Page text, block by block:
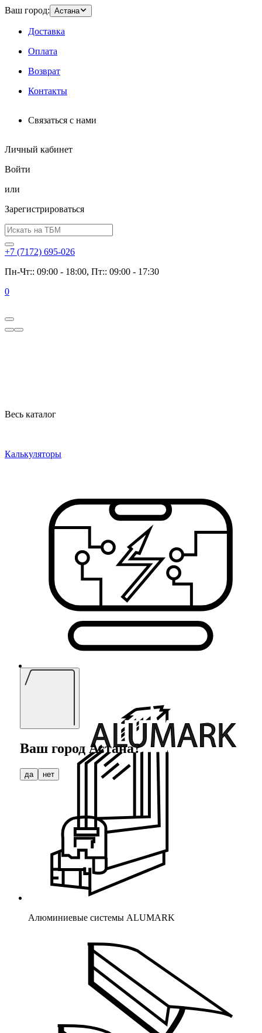
Ваш город: Астана
Доставка
Оплата
Возврат
Контакты
Связаться с нами
Личный кабинет
Войти
или
Зарегистрироваться
+7 (7172) 695-026
Пн-Чт:: 09:00 - 18:00, Пт:: 09:00 - 17:30
0
Весь каталог
Калькуляторы
Алюминиевые системы ALUMARK
Ваш город Астана?
да нет